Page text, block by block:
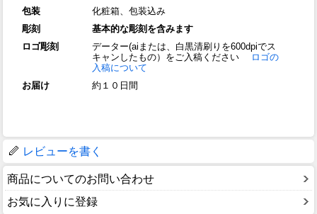
包装
化粧箱、包装込み
彫刻
基本的な彫刻を含みます
ロゴ彫刻
データー(aiまたは、白黒清刷りを600dpiでス
キャンしたもの）をご入稿ください
ロゴの
入稿について
お届け
約１０日間
レビューを書く
商品についてのお問い合わせ
お気に入りに登録